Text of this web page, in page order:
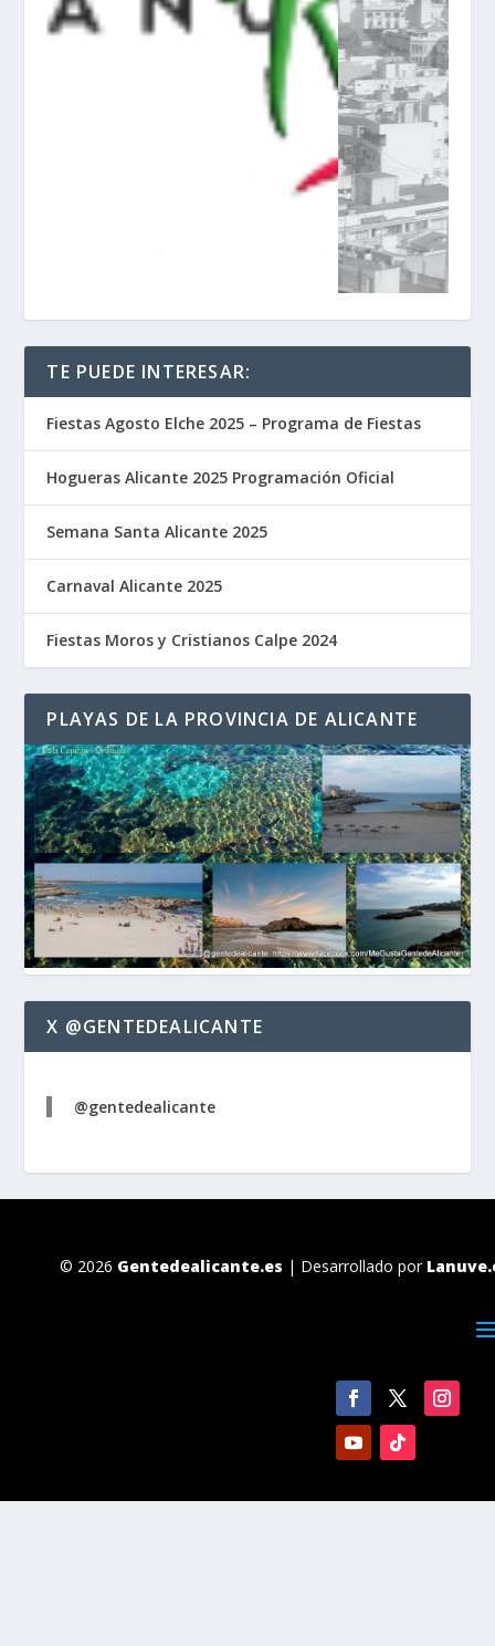
TE PUEDE INTERESAR:
Fiestas Agosto Elche 2025 – Programa de Fiestas
Hogueras Alicante 2025 Programación Oficial
Semana Santa Alicante 2025
Carnaval Alicante 2025
Fiestas Moros y Cristianos Calpe 2024
PLAYAS DE LA PROVINCIA DE ALICANTE
X @GENTEDEALICANTE
@gentedealicante
© 2026 Gentedealicante.es | Desarrollado por